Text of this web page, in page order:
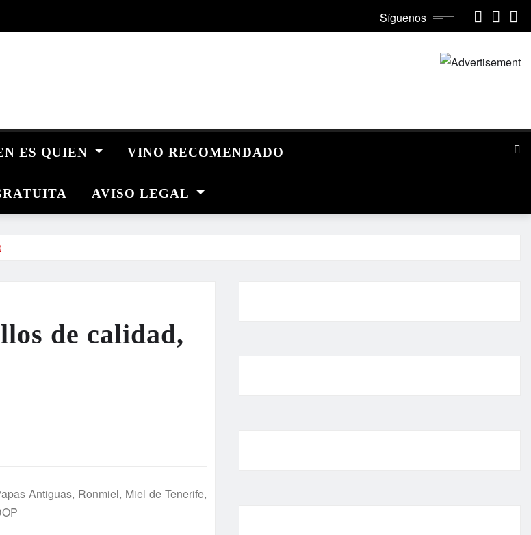
Síguenos
ES QUIEN VINO RECOMENDADO
AVISO LEGAL
de calidad,
Antiguas, Ronmiel, Miel de Tenerife,